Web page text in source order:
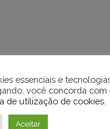
essenciais e
você concorda com
de utilização de cookies
Aceitar